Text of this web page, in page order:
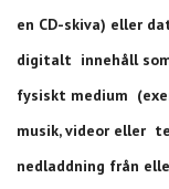
en CD-skiva) eller
digitalt innehåll
fysiskt medium
musik, videor eller
nedladdning från